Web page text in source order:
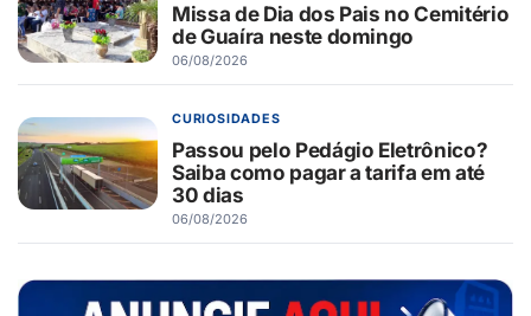
Missa de Dia dos Pais no Cemitério
de Guaíra neste domingo
06/08/2026
CURIOSIDADES
Passou pelo Pedágio Eletrônico?
Saiba como pagar a tarifa em até
30 dias
06/08/2026